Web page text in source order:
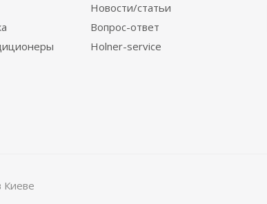
Новости/статьи
Вопрос-ответ
Holner-service
Киеве